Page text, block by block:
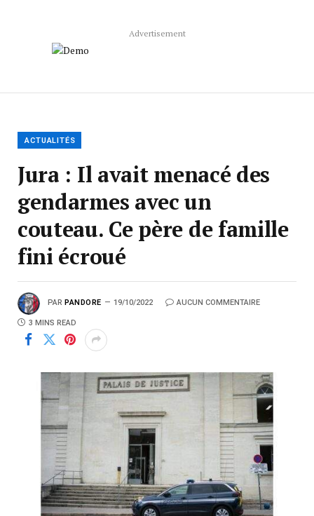
Advertisement
ACTUALITÉS
Jura : Il avait menacé des
gendarmes avec un
couteau. Ce père de famille
fini écroué
PAR PANDORE 19/10/2022 AUCUN COMMENTAIRE
3 MINS READ